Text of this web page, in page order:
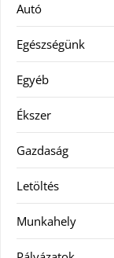
Autó
Egészségünk
Egyéb
Ékszer
Gazdaság
Letöltés
Munkahely